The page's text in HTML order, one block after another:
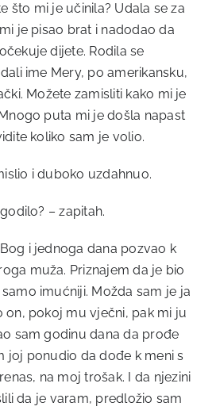
što mi je učinila? Udala se za
je pisao brat i nadodao da
dijete. Rodila se
ime Mery, po amerikansku,
Možete zamisliti kako mi je
puta mi je došla napast
koliko sam je volio.
i duboko uzdahnuo.
– zapitah.
i jednoga dana pozvao k
muža. Priznajem da je bio
imućniji. Možda sam je ja
on, pokoj mu vječni, pak mi ju
sam godinu dana da prođe
joj ponudio da dođe k meni s
na moj trošak. I da njezini
da je varam, predložio sam